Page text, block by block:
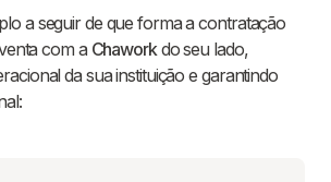
a seguir de que forma a contratação
com a Chaworkdo seu lado,
da sua instituição e garantindo